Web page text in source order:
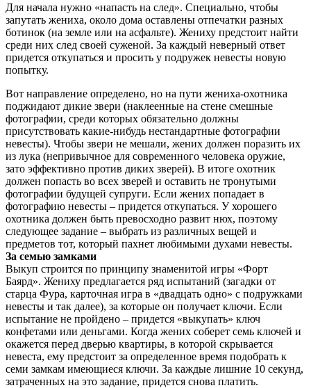
Для начала нужно «напасть на след». Специально, чтобы
запутать жениха, около дома оставлены отпечатки разных
ботинок (на земле или на асфальте). Жениху предстоит найти
среди них след своей суженой. За каждый неверный ответ
придется откупаться и просить у подружек невесты новую
попытку.
Вот направление определено, но на пути жениха-охотника
поджидают дикие звери (наклеенные на стене смешные
фотографии, среди которых обязательно должны
присутствовать какие-нибудь нестандартные фотографии
невесты). Чтобы звери не мешали, жених должен поразить их
из лука (непривычное для современного человека оружие,
зато эффективно против диких зверей). В итоге охотник
должен попасть во всех зверей и оставить не тронутыми
фотографии будущей супруги. Если жених попадает в
фотографию невесты – придется откупаться. У хорошего
охотника должен быть превосходно развит нюх, поэтому
следующее задание – выбрать из различных вещей и
предметов тот, который пахнет любимыми духами невесты.
За семью замками
Выкуп строится по принципу знаменитой игры «Форт
Баярд». Жениху предлагается ряд испытаний (загадки от
старца Фура, карточная игра в «двадцать одно» с подружками
невесты и так далее), за которые он получает ключи. Если
испытание не пройдено – придется «выкупать» ключ
конфетами или деньгами. Когда жених соберет семь ключей и
окажется перед дверью квартиры, в которой скрывается
невеста, ему предстоит за определенное время подобрать к
семи замкам имеющиеся ключи. За каждые лишние 10 секунд,
затраченных на это задание, придется снова платить.